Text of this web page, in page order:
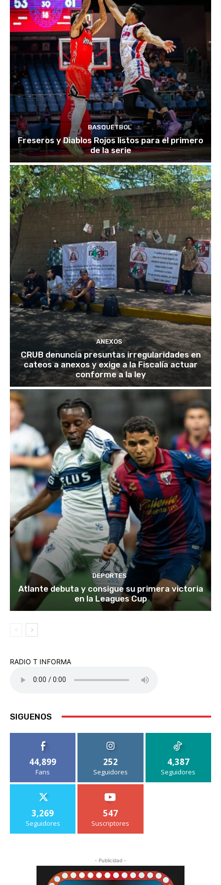
BASQUETBOL
Freseros y Diablos Rojos listos para el primero
de la serie
ANEXOS
CRUB denuncia presuntas irregularidades en
cateos a anexos y exige a la Fiscalía actuar
conforme a la ley
DEPORTES
Atlante debuta y consigue su primera victoria
en la Leagues Cup
RADIO T INFORMA
SIGUENOS
44,899
Fans
252
Seguidores
4,387
Seguidores
3,269
Seguidores
547
Suscriptores
- Publicidad -